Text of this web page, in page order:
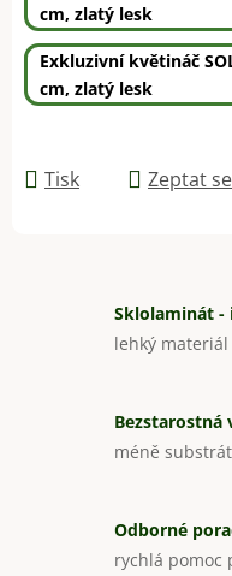
cm, zlatý lesk
Exkluzivní květináč
cm, zlatý lesk
Tisk Zeptat se
Sklolaminát -
lehký
Bezstarostná
méně
Odborné
rychlá pomoc